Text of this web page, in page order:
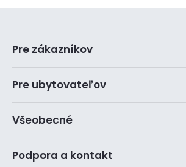
Pre zákazníkov
Pre ubytovateľov
Všeobecné
Podpora a kontakt